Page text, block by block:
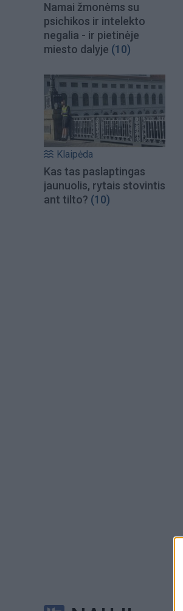
Namai žmonėms su
psichikos ir intelekto
negalia - ir pietinėje
miesto dalyje (10)
Klaipėda
Kas tas paslaptingas
jaunuolis, rytais stovintis
ant tilto? (10)